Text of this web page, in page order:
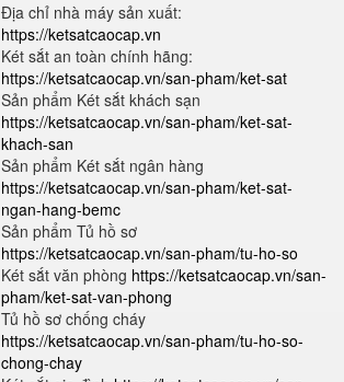
Địa chỉ nhà máy sản xuất:
https://ketsatcaocap.vn
Két sắt an toàn chính hãng:
https://ketsatcaocap.vn/san-pham/ket-sat
Sản phẩm Két sắt khách sạn
https://ketsatcaocap.vn/san-pham/ket-sat-
khach-san
Sản phẩm Két sắt ngân hàng
https://ketsatcaocap.vn/san-pham/ket-sat-
ngan-hang-bemc
Sản phẩm Tủ hồ sơ
https://ketsatcaocap.vn/san-pham/tu-ho-so
Két sắt văn phòng https://ketsatcaocap.vn/san-
pham/ket-sat-van-phong
Tủ hồ sơ chống cháy
https://ketsatcaocap.vn/san-pham/tu-ho-so-
chong-chay